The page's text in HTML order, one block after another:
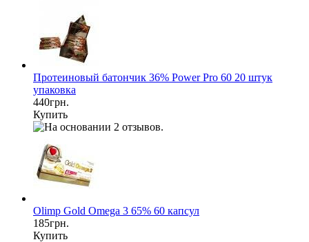
Протеиновый батончик 36% Power Pro 60 20 штук
упаковка
440грн.
Купить
Olimp Gold Omega 3 65% 60 капсул
185грн.
Купить